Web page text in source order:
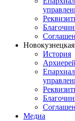
История
Архиерей
Медиа